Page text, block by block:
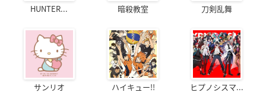
HUNTER... 暗殺教室 刀剣乱舞
サンリオ ハイキュー!! ヒプノシスマ...